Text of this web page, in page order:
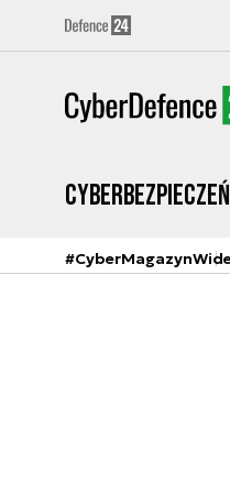
#CyberMagazyn